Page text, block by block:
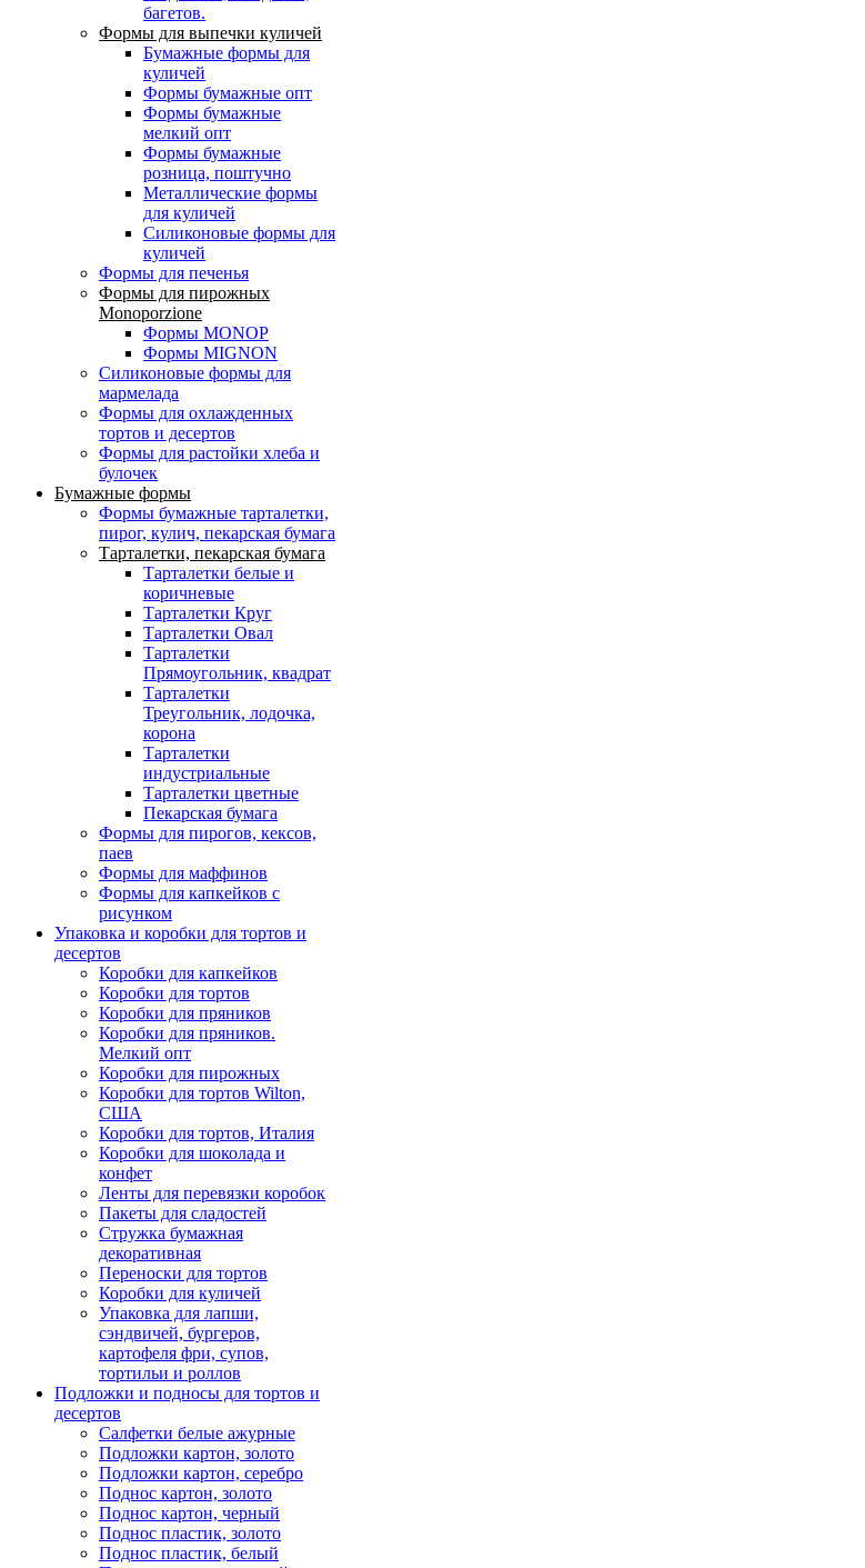
багетов.
Формы для выпечки куличей
Бумажные формы для
куличей
Формы бумажные опт
Формы бумажные
мелкий опт
Формы бумажные
розница, поштучно
Металлические формы
для куличей
Силиконовые формы для
куличей
Формы для печенья
Формы для пирожных
Monoporzione
Формы MONOP
Формы MIGNON
Силиконовые формы для
мармелада
Формы для oхлажденных
тортов и десертов
Формы для растойки хлеба и
булочек
Бумажные формы
Формы бумажные тарталетки,
пирог, кулич, пекарская бумага
Тарталетки, пекарская бумага
Тарталетки белые и
коричневые
Тарталетки Круг
Тарталетки Овал
Тарталетки
Прямоугольник, квадрат
Тарталетки
Треугольник, лодочка,
корона
Тарталетки
индустриальные
Тарталетки цветные
Пекарская бумага
Формы для пирогов, кексов,
паев
Формы для маффинов
Формы для капкейков с
рисунком
Упаковка и коробки для тортов и
десертов
Коробки для капкейков
Коробки для тортов
Коробки для пряников
Коробки для пряников.
Мелкий опт
Коробки для пирожных
Коробки для тортов Wilton,
США
Коробки для тортов, Италия
Коробки для шоколада и
конфет
Ленты для перевязки коробок
Пакеты для сладостей
Стружка бумажная
декоративная
Переноски для тортов
Коробки для куличей
Упаковка для лапши,
сэндвичей, бургеров,
картофеля фри, супов,
тортильи и роллов
Подложки и подносы для тортов и
десертов
Салфетки белые ажурные
Подложки картон, золото
Подложки картон, серебро
Поднос картон, золото
Поднос картон, черный
Поднос пластик, золото
Поднос пластик, белый